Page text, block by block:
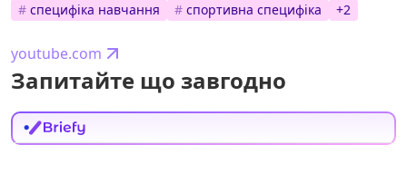
# специфіка навчання # спортивна специфіка +2
youtube.com
Запитайте що завгодно